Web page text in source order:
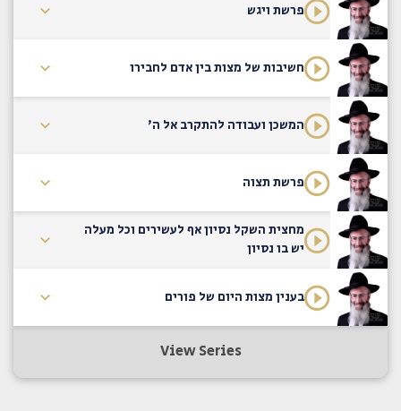
פרשת ויגש
חשיבות של מצות בין אדם לחבירו
המשכן ועבודה להתקרב אל ה'
פרשת תצוה
מחצית השקל נסיון אף לעשירים וכל מעלה
יש בו נסיון
בענין מצות היום של פורים
View Series